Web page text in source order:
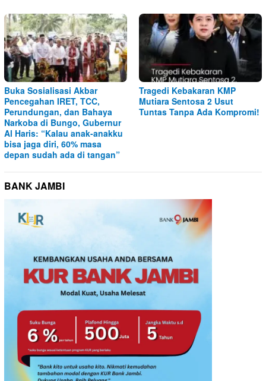
Buka Sosialisasi Akbar
Pencegahan IRET, TCC,
Perundungan, dan Bahaya
Narkoba di Bungo, Gubernur
Al Haris: “Kalau anak-anakku
bisa jaga diri, 60% masa
depan sudah ada di tangan”
Tragedi Kebakaran KMP
Mutiara Sentosa 2 Usut
Tuntas Tanpa Ada Kompromi!
BANK JAMBI